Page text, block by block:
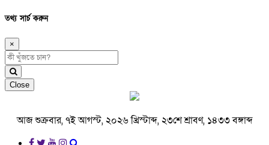
তথ্য সার্চ করুন
×
Close
আজ শুক্রবার, ৭ই আগস্ট, ২০২৬ খ্রিস্টাব্দ, ২৩শে শ্রাবণ, ১৪৩৩ বঙ্গাব্দ